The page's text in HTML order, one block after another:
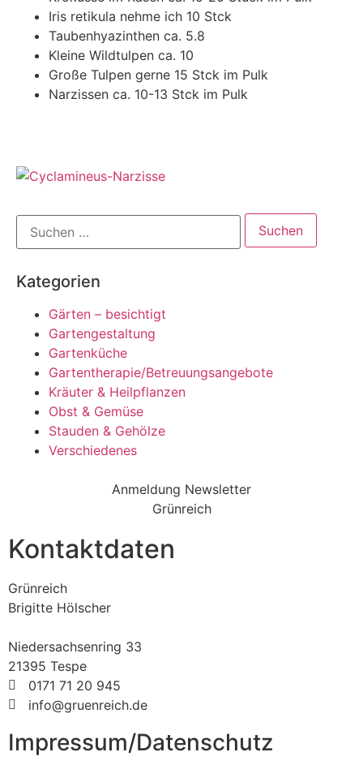
Iris retikula nehme ich 10 Stck
Taubenhyazinthen ca. 5.8
Kleine Wildtulpen ca. 10
Große Tulpen gerne 15 Stck im Pulk
Narzissen ca. 10-13 Stck im Pulk
Kategorien
Gärten – besichtigt
Gartengestaltung
Gartenküche
Gartentherapie/Betreuungsangebote
Kräuter & Heilpflanzen
Obst & Gemüse
Stauden & Gehölze
Verschiedenes
Anmeldung Newsletter
Grünreich
Kontaktdaten
Grünreich
Brigitte Hölscher
Niedersachsenring 33
21395 Tespe
0171 71 20 945
info@gruenreich.de
Impressum/Datenschutz